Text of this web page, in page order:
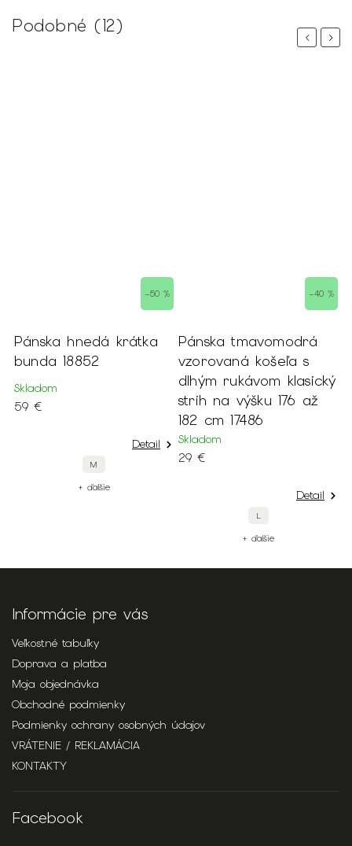
Podobné (12)
Previous
krátka
Pánska tmavomodrá
vzorovaná košeľa s
dlhým rukávom klasický
strih na výšku 176 až
29 €
Modré pánske
kockované
nohavice 17703
Momentálne
29 €
Next
Informácie pre vás
Veľkostné tabuľky
Doprava a platba
Moja objednávka
Obchodné podmienky
Podmienky ochrany osobných údajov
VRÁTENIE / REKLAMÁCIA
KONTAKTY
Facebook